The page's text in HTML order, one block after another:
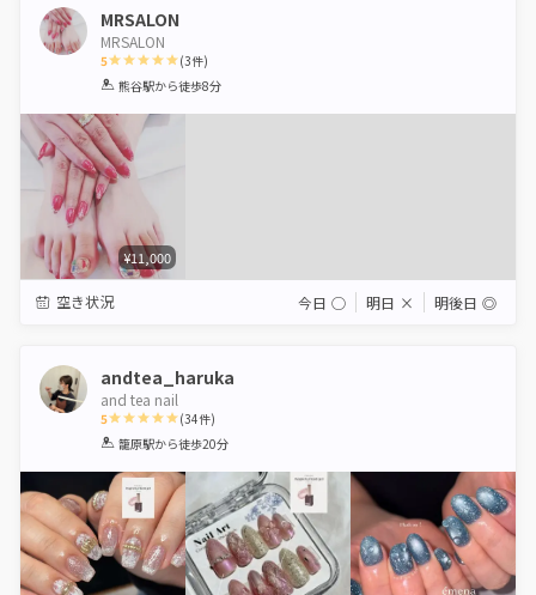
MRSALON
MRSALON
5
1 2 3 4 5
(3件)
熊谷駅から徒歩8分
¥11,000
空き状況 今日 ◯ 明日 × 明後日 ◎
andtea_haruka
and tea nail
5
1 2 3 4 5
(34件)
籠原駅から徒歩20分